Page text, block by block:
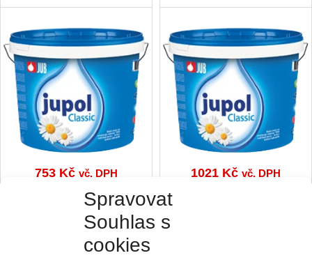
Spravovat
Souhlas s
cookies
753 Kč vč. DPH
Přidat do košíku
1021 Kč vč. DPH
Zakoupené zboží lze zaplatit:
Platební kartou okamžitě v E-SHOPU